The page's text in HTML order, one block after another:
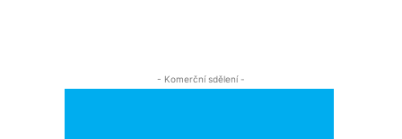
- Komerční sdělení -